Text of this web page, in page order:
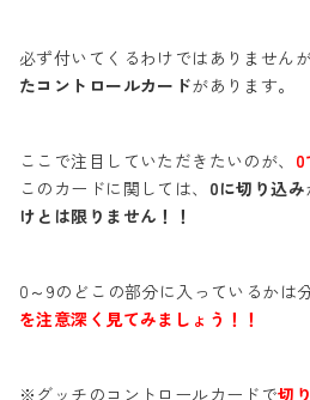
必ず付いてくるわけではありません
たコントロールカードがあります。
ここで注目していただきたいのが、 0
このカードに関しては、 0に切り込み
けとは限りません！！
0～9のどこの部分に入っているかは
を注意深く見てみましょう！！
※グッチのコントロールカードで切